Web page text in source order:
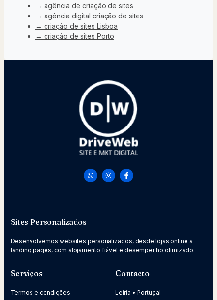
→ agência de criação de sites
→ agência digital criação de sites
→ criação de sites Lisboa
→ criação de sites Porto
Sites Personalizados
Desenvolvemos websites personalizados, desde lojas online a
landing pages, com alojamento fiável e desempenho otimizado.
Serviços
Termos e condições
Contacto
Leiria • Portugal